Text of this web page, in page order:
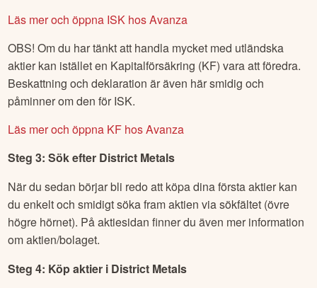
Läs mer och öppna ISK hos Avanza
OBS! Om du har tänkt att handla mycket med utländska
aktier kan istället en Kapitalförsäkring (KF) vara att föredra.
Beskattning och deklaration är även här smidig och
påminner om den för ISK.
Läs mer och öppna KF hos Avanza
Steg 3: Sök efter District Metals
När du sedan börjar bli redo att köpa dina första aktier kan
du enkelt och smidigt söka fram aktien via sökfältet (övre
högre hörnet). På aktiesidan finner du även mer information
om aktien/bolaget.
Steg 4: Köp aktier i District Metals